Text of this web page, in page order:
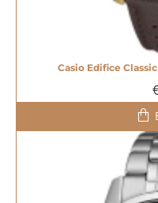
Casio Edifice Classic